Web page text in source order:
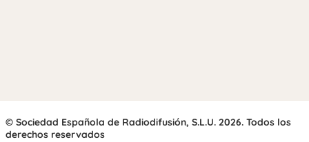
© Sociedad Española de Radiodifusión, S.L.U. 2026. Todos los
derechos reservados